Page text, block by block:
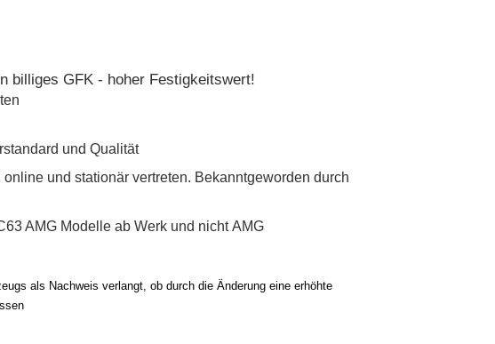
billiges GFK - hoher Festigkeitswert!
und Qualität
und stationär vertreten. Bekanntgeworden durch
AMG Modelle ab Werk und nicht AMG
als Nachweis verlangt, ob durch die Änderung eine erhöhte